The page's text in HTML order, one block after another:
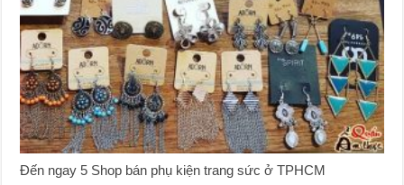
Đến ngay 5 Shop bán phụ kiện trang sức ở TPHCM